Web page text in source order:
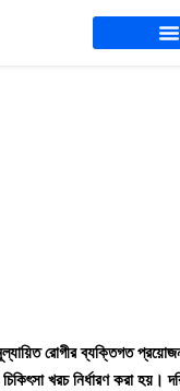
রোগীর ব্যক্তিগত
খরচ নির্ধারণ করা হয়।